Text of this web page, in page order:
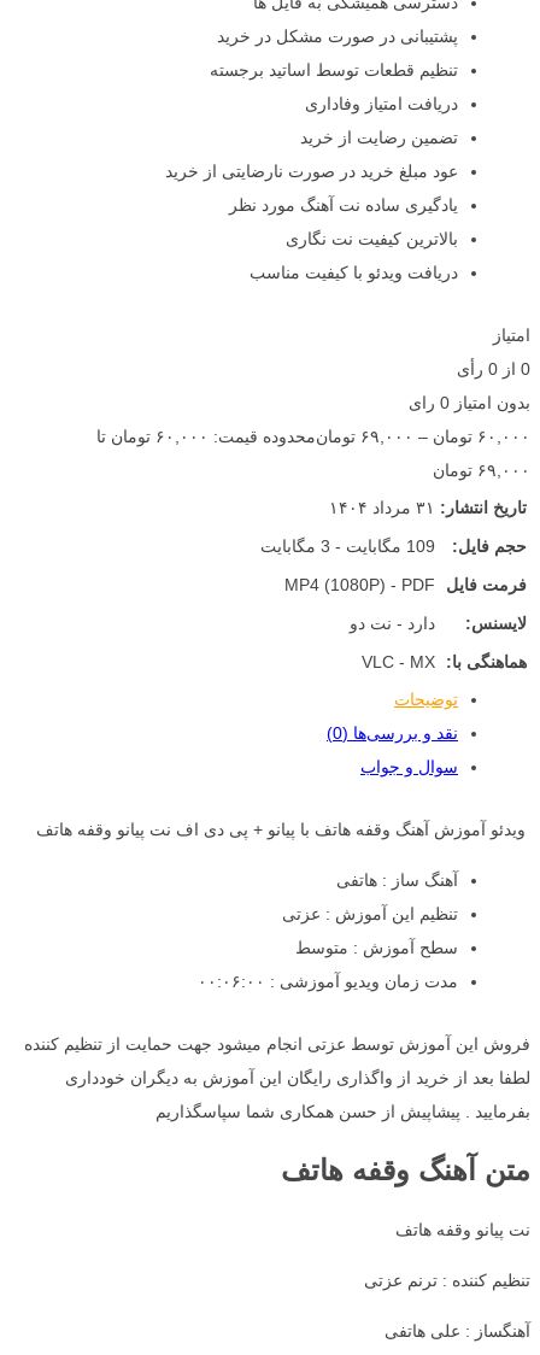
پشتیبانی در صورت مشکل در خرید
تنظیم قطعات توسط اساتید برجسته
دریافت امتیاز وفاداری
تضمین رضایت از خرید
عود مبلغ خرید در صورت نارضایتی از خرید
یادگیری ساده نت آهنگ مورد نظر
بالاترین کیفیت نت نگاری
دریافت ویدئو با کیفیت مناسب
امتیاز
0 از 0 رأی
بدون امتیاز 0 رای
۶۰,۰۰۰ تومان – ۶۹,۰۰۰ تومان
محدوده قیمت: ۶۰,۰۰۰ تومان تا
۶۹,۰۰۰ تومان
تاریخ انتشار: ۳۱ مرداد ۱۴۰۴
حجم فایل:
109 مگابایت - 3 مگابایت
فرمت فایل
MP4 (1080P) - PDF
لایسنس:
دارد - نت دو
هماهنگی با:
VLC - MX
توضیحات
نقد و بررسی‌ها (0)
سوال و جواب
ویدئو آموزش آهنگ وقفه هاتف با پیانو + پی دی اف نت پیانو وقفه هاتف
آهنگ ساز : هاتفی
تنظیم این آموزش : عزتی
سطح آموزش : متوسط
مدت زمان ویدیو آموزشی : ۰۰:۰۶:۰۰
فروش این آموزش توسط عزتی انجام میشود جهت حمایت از تنظیم کننده
لطفا بعد از خرید از واگذاری رایگان این آموزش به دیگران خودداری
بفرمایید . پیشاپیش از حسن همکاری شما سپاسگذاریم
متن آهنگ وقفه هاتف
نت پیانو وقفه هاتف
تنظیم کننده : ترنم عزتی
آهنگساز : علی هاتفی